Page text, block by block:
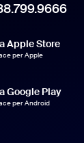
Apple Store
per Apple
Google Play
per Android